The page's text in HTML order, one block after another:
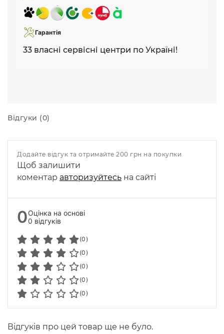
Гарантія
33 власні сервісні центри по Україні!
Відгуки (0)
Додайте відгук та отримайте 200 грн на покупки
Щоб залишити
коментар авторизуйтесь на сайті
0Оцінка на основі
0 відгуків
(0)
(0)
(0)
(0)
(0)
Відгуків про цей товар ще не було.